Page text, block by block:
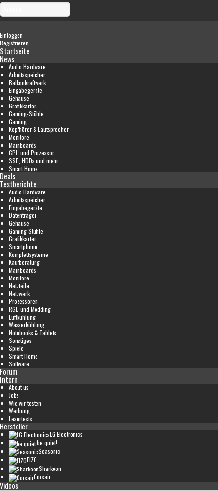
Einloggen
Registrieren
Startseite
News
Audio Hardware
Arbeitsspeicher
Balkonkraftwerk
Eingabegeräte
Gehäuse
Grafikkarten
Gaming-Stühle
Gaming
Kopfhörer & Lautsprecher
Monitore
Mainboards
CPU und Prozessor
SSD, HDDs und mehr
Smart Home
Deals
Testberichte
Audio Hardware
Arbeitsspeicher
Eingabegeräte
Datenträger
Gehäuse
Gaming Stühle
Grafikkarten
Smartphone
Komplettsysteme
Kaufberatung
Mainboards
Monitore
Netzteile
Netzwerk
Prozessoren
RGB und Modding
Luftkühlung
Wasserkühlung
Notebooks & Tablets
Sonstiges
Spiele
Smart Home
Software
Forum
Intern
About us
Jobs
Wie wir testen
Werbung
Lesertests
Hersteller
LG Electronics
be quiet!
Seasonic
EIZO
Sharkoon
Corsair
Videos